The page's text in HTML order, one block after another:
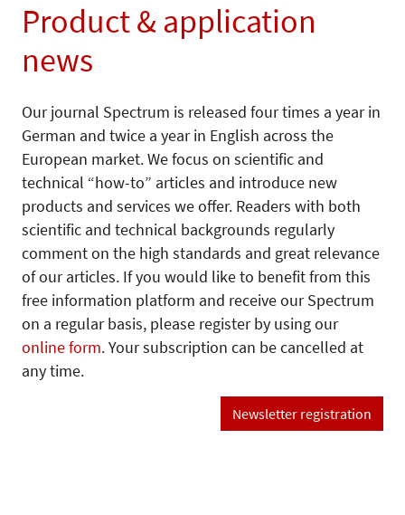
Product & application
news
Our journal Spectrum is released four times a year in
German and twice a year in English across the
European market. We focus on scientific and
technical “how-to” articles and introduce new
products and services we offer. Readers with both
scientific and technical backgrounds regularly
comment on the high standards and great relevance
of our articles. If you would like to benefit from this
free information platform and receive our Spectrum
on a regular basis, please register by using our
online form. Your subscription can be cancelled at
any time.
Newsletter registration